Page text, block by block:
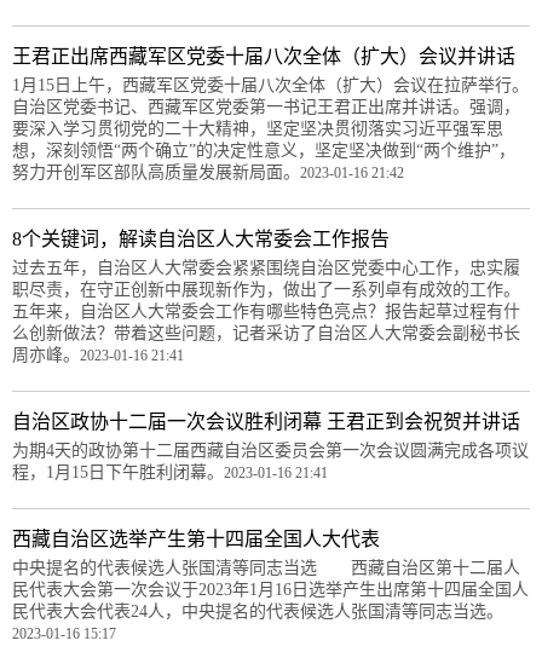
王君正出席西藏军区党委十届八次全体（扩大）会议并讲话
1月15日上午，西藏军区党委十届八次全体（扩大）会议在拉萨举行。
自治区党委书记、西藏军区党委第一书记王君正出席并讲话。强调，
要深入学习贯彻党的二十大精神，坚定坚决贯彻落实习近平强军思
想，深刻领悟“两个确立”的决定性意义，坚定坚决做到“两个维护”，
努力开创军区部队高质量发展新局面。 2023-01-16 21:42
8个关键词，解读自治区人大常委会工作报告
过去五年，自治区人大常委会紧紧围绕自治区党委中心工作，忠实履
职尽责，在守正创新中展现新作为，做出了一系列卓有成效的工作。
五年来，自治区人大常委会工作有哪些特色亮点？报告起草过程有什
么创新做法？带着这些问题，记者采访了自治区人大常委会副秘书长
周亦峰。 2023-01-16 21:41
自治区政协十二届一次会议胜利闭幕 王君正到会祝贺并讲话
为期4天的政协第十二届西藏自治区委员会第一次会议圆满完成各项议
程，1月15日下午胜利闭幕。 2023-01-16 21:41
西藏自治区选举产生第十四届全国人大代表
中央提名的代表候选人张国清等同志当选 西藏自治区第十二届人
民代表大会第一次会议于2023年1月16日选举产生出席第十四届全国人
民代表大会代表24人，中央提名的代表候选人张国清等同志当选。
2023-01-16 15:17